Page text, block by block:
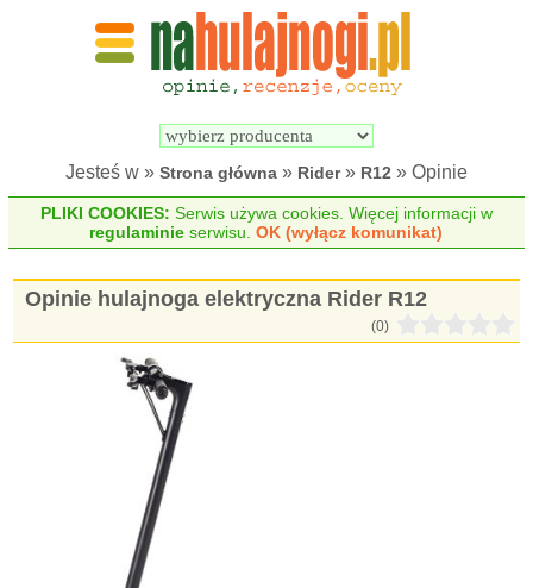
Wyszukiwarka
elektrycznych
Jesteś w » Strona główna » Rider» R12 » Opinie
PLIKI COOKIES: Serwis używa cookies. Więcej informacji w
regulaminie serwisu.OK (wyłącz komunikat)
Opinie hulajnoga elektryczna Rider R12
(0)